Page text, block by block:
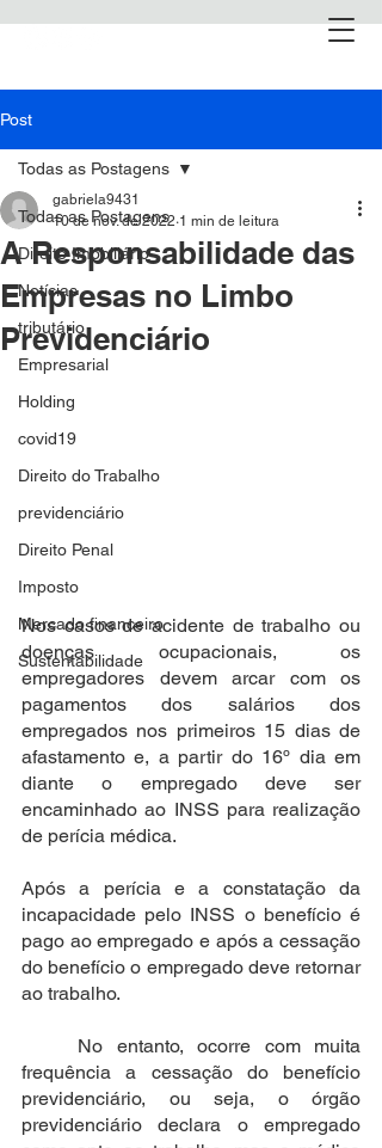
Post
Todas as Postagens
Direito Imobiliário
Notícias
tributário
Empresarial
Holding
covid19
Direito do Trabalho
previdenciário
Direito Penal
Imposto
Mercado financeiro
Sustentabilidade
Todas as Postagens
A Responsabilidade das
Empresas no Limbo
Previdenciário
gabriela9431
10 de nov. de 2022 1 min de leitura
Nos casos de acidente de trabalho ou
doenças ocupacionais, os
empregadores devem arcar com os
pagamentos dos salários dos
empregados nos primeiros 15 dias de
afastamento e, a partir do 16º dia em
diante o empregado deve ser
encaminhado ao INSS para realização
de perícia médica.
Após a perícia e a constatação da
incapacidade pelo INSS o benefício é
pago ao empregado e após a cessação
do benefício o empregado deve retornar
ao trabalho.
frequência a cessação do benefício
previdenciário, ou seja, o órgão
previdenciário declara o empregado